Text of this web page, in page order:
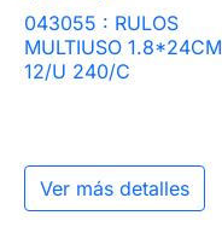
043055 : RULOS
MULTIUSO 1.8*24CM
12/U 240/C
Ver más detalles